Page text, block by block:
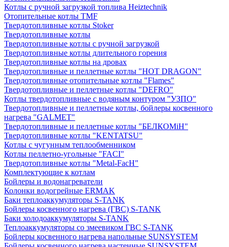
Котлы с ручной загрузкой топлива Heiztechnik
Отопительные котлы TMF
Твердотопливные котлы Stoker
Твердотопливные котлы
Твердотопливные котлы с ручной загрузкой
Твердотопливные котлы длительного горения
Твердотопливные котлы на дровах
Твердотопливные и пеллетные котлы "HOT DRAGON"
Твердотопливные отопительные котлы "Flames"
Твердотопливные и пеллетные котлы "DEFRO"
Котлы твердотопливные с водяным контуром "УЗПО"
Твердотопливные и пеллетные котлы, бойлеры косвенного
нагрева "GALMET"
Твердотопливные и пеллетные котлы "БЕЛКОМiН"
Твердотопливные котлы "KENTATSU"
Котлы с чугунным теплообменником
Котлы пеллетно-угольные "FACI"
Твердотопливные котлы "Metal-FacH"
Комплектующие к котлам
Бойлеры и водонагреватели
Колонки водогрейные ERMAK
Баки теплоаккумуляторы S-TANK
Бойлеры косвенного нагрева (ГВС) S-TANK
Баки холодоаккумуляторы S-TANK
Теплоаккумуляторы со змеевиком ГВС S-TANK
Бойлеры косвенного нагрева напольные SUNSYSTEM